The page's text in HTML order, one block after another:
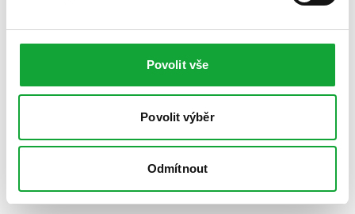
Povolit vše
Povolit výběr
Odmítnout